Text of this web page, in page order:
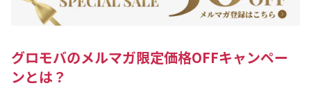
グロモバのメルマガ限定価格OFFキャンペー
ンとは？